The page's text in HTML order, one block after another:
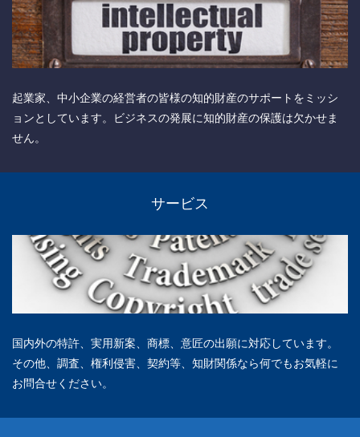
起業家、中小企業の経営者の皆様の知的財産のサポートをミッシ
ョンとしています。ビジネスの発展に知的財産の保護は欠かせま
せん。
サービス
国内外の特許、実用新案、商標、意匠の出願に対応しています。
その他、調査、権利侵害、契約等、知財関係なら何でもお気軽に
お問合せください。